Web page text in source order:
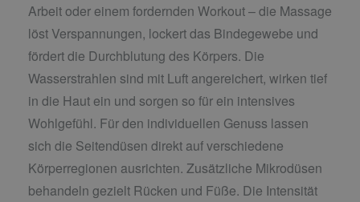
Arbeit oder einem fordernden Workout – die Massage
löst Verspannungen, lockert das Bindegewebe und
fördert die Durchblutung des Körpers. Die
Wasserstrahlen sind mit Luft angereichert, wirken tief
in die Haut ein und sorgen so für ein intensives
Wohlgefühl. Für den individuellen Genuss lassen
sich die Seitendüsen direkt auf verschiedene
Körperregionen ausrichten. Zusätzliche Mikrodüsen
behandeln gezielt Rücken und Füße. Die Intensität